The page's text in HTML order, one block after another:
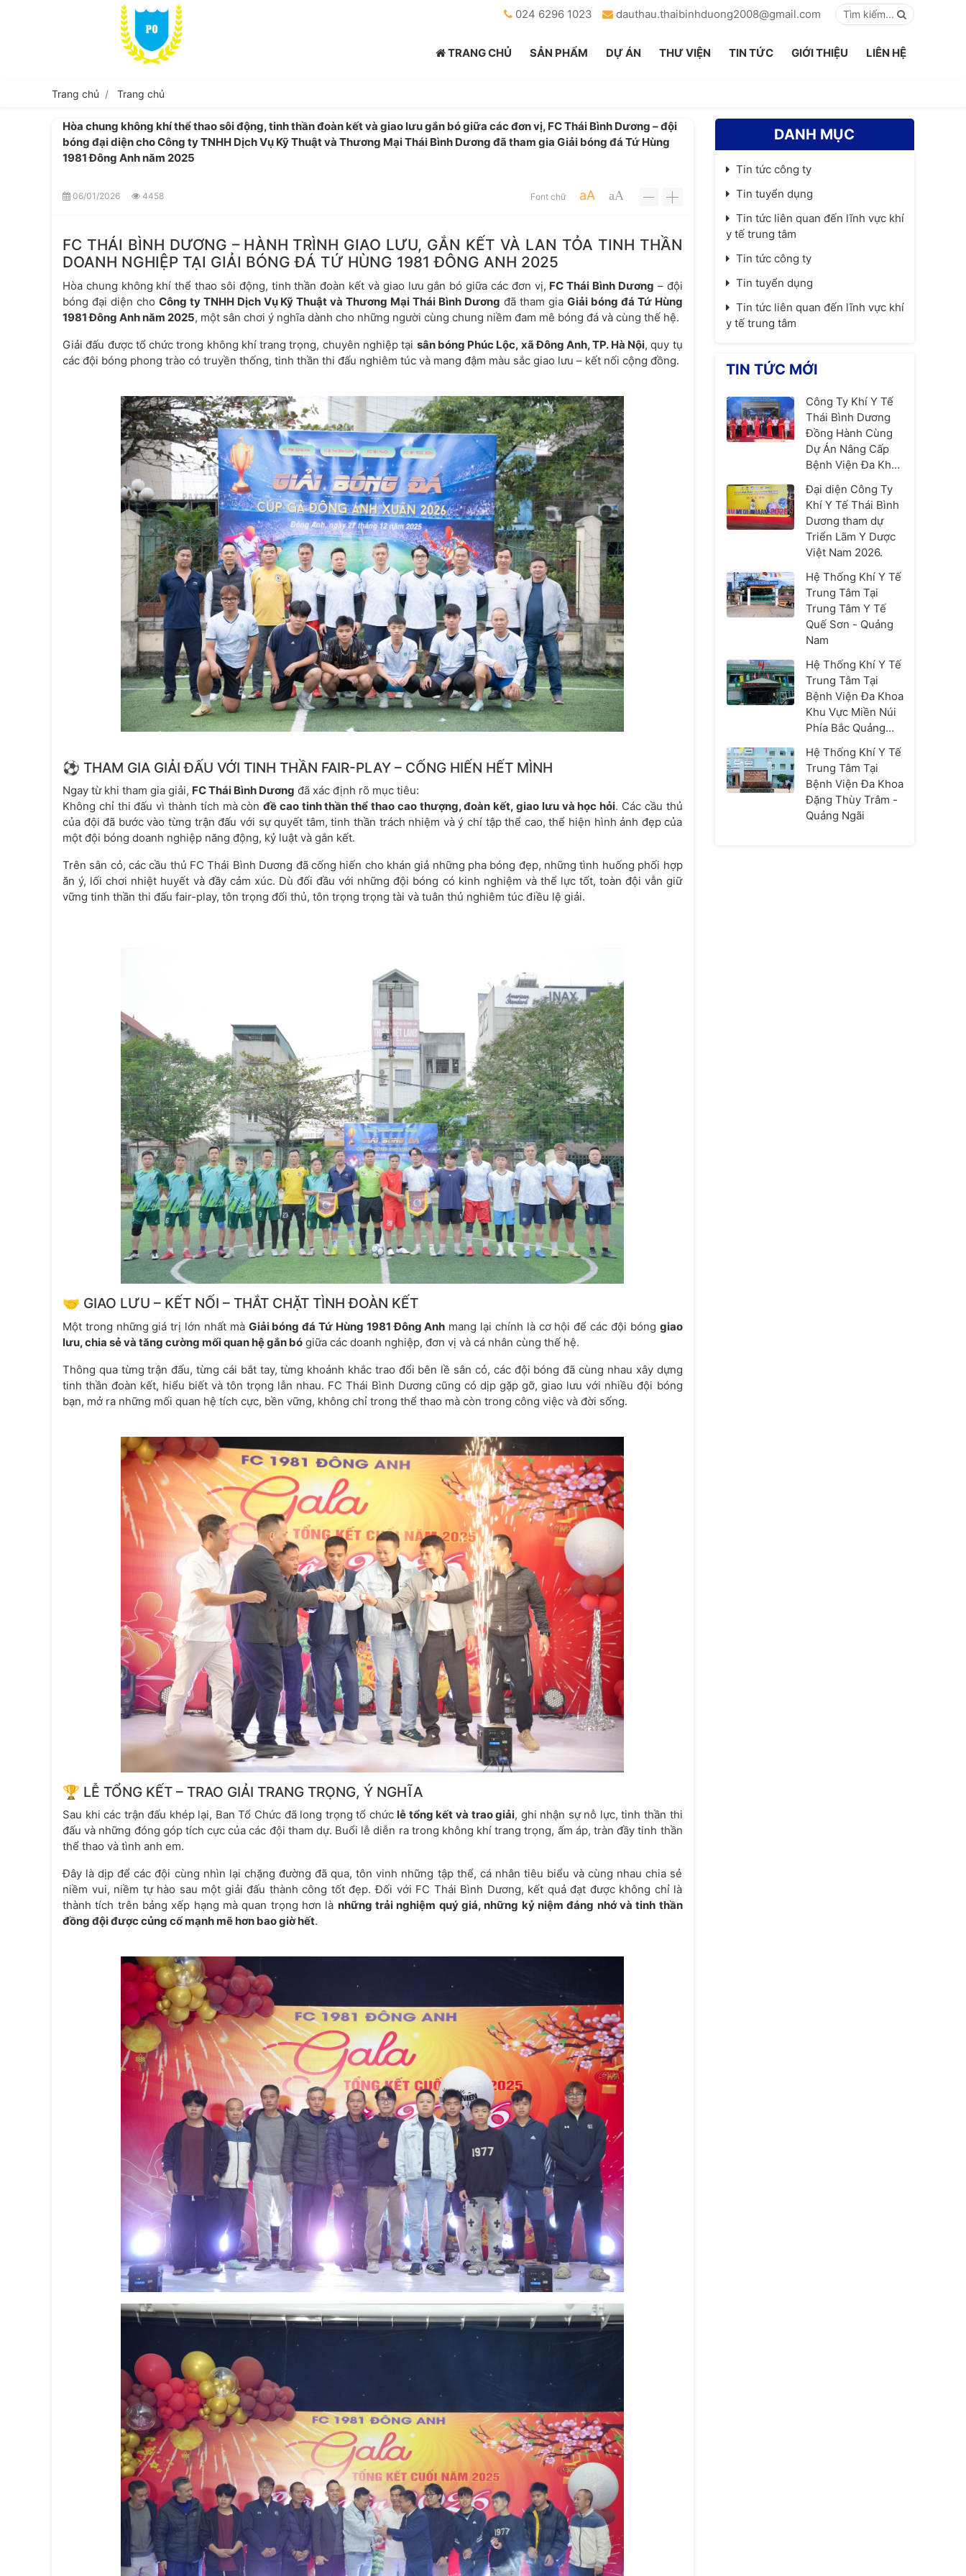
024 6296 1023 dauthau.thaibinhduong2008@gmail.com Tìm kiếm...
TRANG CHỦ SẢN PHẨM DỰ ÁN THƯ VIỆN TIN TỨC GIỚI THIỆU LIÊN HỆ
Trang chủ Trang chủ
Hòa chung không khí thể thao sôi động, tinh thần đoàn kết và giao lưu gắn bó giữa các đơn vị, FC Thái Bình Dương – đội
bóng đại diện cho Công ty TNHH Dịch Vụ Kỹ Thuật và Thương Mại Thái Bình Dương đã tham gia Giải bóng đá Tứ Hùng
1981 Đông Anh năm 2025
06/01/2026 4458 Font chữ aA aA - +
FC THÁI BÌNH DƯƠNG – HÀNH TRÌNH GIAO LƯU, GẮN KẾT VÀ LAN TỎA TINH THẦN
DOANH NGHIỆP TẠI GIẢI BÓNG ĐÁ TỨ HÙNG 1981 ĐÔNG ANH 2025
Hòa chung không khí thể thao sôi động, tinh thần đoàn kết và giao lưu gắn bó giữa các đơn vị, FC Thái Bình Dương – đội
bóng đại diện cho Công ty TNHH Dịch Vụ Kỹ Thuật và Thương Mại Thái Bình Dương đã tham gia Giải bóng đá Tứ Hùng
1981 Đông Anh năm 2025, một sân chơi ý nghĩa dành cho những người cùng chung niềm đam mê bóng đá và cùng thế hệ.
Giải đấu được tổ chức trong không khí trang trọng, chuyên nghiệp tại sân bóng Phúc Lộc, xã Đông Anh, TP. Hà Nội, quy tụ
các đội bóng phong trào có truyền thống, tinh thần thi đấu nghiêm túc và mang đậm màu sắc giao lưu – kết nối cộng đồng.
⚽ THAM GIA GIẢI ĐẤU VỚI TINH THẦN FAIR-PLAY – CỐNG HIẾN HẾT MÌNH
Ngay từ khi tham gia giải, FC Thái Bình Dương đã xác định rõ mục tiêu:
Không chỉ thi đấu vì thành tích mà cònđề cao tinh thần thể thao cao thượng, đoàn kết, giao lưu và học hỏi. Các cầu thủ
của đội đã bước vào từng trận đấu với sự quyết tâm, tinh thần trách nhiệm và ý chí tập thể cao, thể hiện hình ảnh đẹp của
một đội bóng doanh nghiệp năng động, kỷ luật và gắn kết.
Trên sân cỏ, các cầu thủ FC Thái Bình Dương đã cống hiến cho khán giả những pha bóng đẹp, những tình huống phối hợp
ăn ý, lối chơi nhiệt huyết và đầy cảm xúc. Dù đối đầu với những đội bóng có kinh nghiệm và thể lực tốt, toàn đội vẫn giữ
vững tinh thần thi đấu fair-play, tôn trọng đối thủ, tôn trọng trọng tài và tuân thủ nghiêm túc điều lệ giải.
🤝 GIAO LƯU – KẾT NỐI – THẮT CHẶT TÌNH ĐOÀN KẾT
Một trong những giá trị lớn nhất mà Giải bóng đá Tứ Hùng 1981 Đông Anh mang lại chính là cơ hội để các đội bóng giao
lưu, chia sẻ và tăng cường mối quan hệ gắn bó giữa các doanh nghiệp, đơn vị và cá nhân cùng thế hệ.
Thông qua từng trận đấu, từng cái bắt tay, từng khoảnh khắc trao đổi bên lề sân cỏ, các đội bóng đã cùng nhau xây dựng
tinh thần đoàn kết, hiểu biết và tôn trọng lẫn nhau. FC Thái Bình Dương cũng có dịp gặp gỡ, giao lưu với nhiều đội bóng
bạn, mở ra những mối quan hệ tích cực, bền vững, không chỉ trong thể thao mà còn trong công việc và đời sống.
🏆 LỄ TỔNG KẾT – TRAO GIẢI TRANG TRỌNG, Ý NGHĨA
Sau khi các trận đấu khép lại, Ban Tổ Chức đã long trọng tổ chức lễ tổng kết và trao giải, ghi nhận sự nỗ lực, tinh thần thi
đấu và những đóng góp tích cực của các đội tham dự. Buổi lễ diễn ra trong không khí trang trọng, ấm áp, tràn đầy tinh thần
thể thao và tình anh em.
Đây là dịp để các đội cùng nhìn lại chặng đường đã qua, tôn vinh những tập thể, cá nhân tiêu biểu và cùng nhau chia sẻ
niềm vui, niềm tự hào sau một giải đấu thành công tốt đẹp. Đối với FC Thái Bình Dương, kết quả đạt được không chỉ là
thành tích trên bảng xếp hạng mà quan trọng hơn là những trải nghiệm quý giá, những kỷ niệm đáng nhớ và tinh thần
đồng đội được củng cố mạnh mẽ hơn bao giờ hết.
DANH MỤC
Tin tức công ty
Tin tuyển dụng
Tin tức liên quan đến lĩnh vực khí
y tế trung tâm
Tin tức công ty
Tin tuyển dụng
Tin tức liên quan đến lĩnh vực khí
y tế trung tâm
TIN TỨC MỚI
Công Ty Khí Y Tế
Thái Bình Dương
Đồng Hành Cùng
Dự Án Nâng Cấp
Bệnh Viện Đa Khoa
Phần Nâng Cao
Chất Lượng Y Tế
Thủ Đô
Đại diện Công Ty
Khí Y Tế Thái Bình
Dương tham dự
Triển Lãm Y Dược
Việt Nam 2026.
Hệ Thống Khí Y Tế
Trung Tâm Tại
Trung Tâm Y Tế
Quế Sơn - Quảng
Nam
Hệ Thống Khí Y Tế
Trung Tâm Tại
Bệnh Viện Đa Khoa
Khu Vực Miền Núi
Phía Bắc Quảng
Hệ Thống Khí Y Tế
Trung Tâm Tại
Bệnh Viện Đa Khoa
Đặng Thùy Trâm -
Quảng Ngãi